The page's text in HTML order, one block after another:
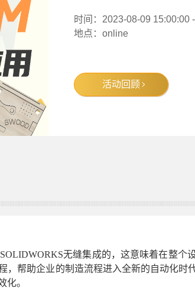
时间：2023-08-09 15:00:00
地点：online
活动回顾
无缝集成的，这意味着在整个
，帮助企业的制造流程进入全新的自动化时
化。